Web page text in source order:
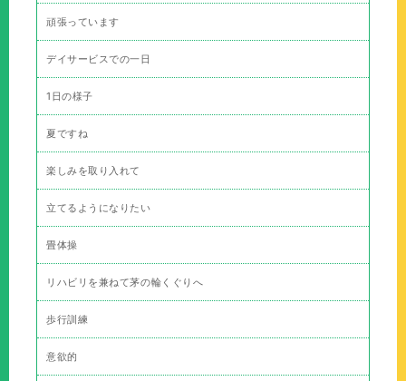
頑張っています
デイサービスでの一日
1日の様子
夏ですね
楽しみを取り入れて
立てるようになりたい
畳体操
リハビリを兼ねて茅の輪くぐりへ
歩行訓練
意欲的